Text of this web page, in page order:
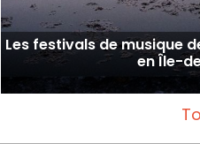
Les festivals de musique
en Île-